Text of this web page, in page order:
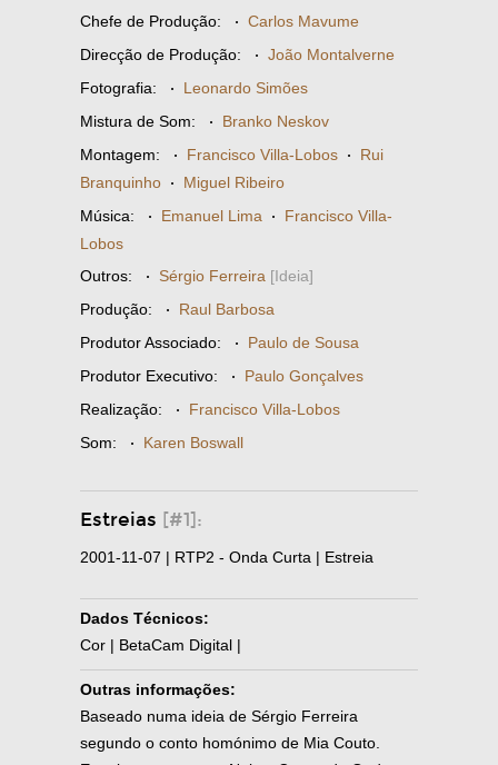
Chefe de Produção: · Carlos Mavume
Direcção de Produção: · João Montalverne
Fotografia: · Leonardo Simões
Mistura de Som: · Branko Neskov
Montagem: · Francisco Villa-Lobos · Rui
Branquinho · Miguel Ribeiro
Música: · Emanuel Lima · Francisco Villa-
Lobos
Outros: · Sérgio Ferreira [Ideia]
Produção: · Raul Barbosa
Produtor Associado: · Paulo de Sousa
Produtor Executivo: · Paulo Gonçalves
Realização: · Francisco Villa-Lobos
Som: · Karen Boswall
Estreias [#1]:
2001-11-07 | RTP2 - Onda Curta | Estreia
Dados Técnicos:
Cor | BetaCam Digital |
Outras informações:
Baseado numa ideia de Sérgio Ferreira
segundo o conto homónimo de Mia Couto.